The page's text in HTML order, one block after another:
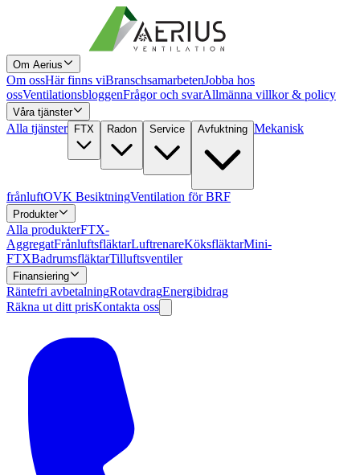
Om Aerius
Om ossHär finns viBranschsamarbetenJobba hos
ossVentilationsbloggenFrågor och svarAllmänna villkor & policy
Våra tjänster
Alla tjänster FTX Radon Service Avfuktning Mekanisk
frånluftOVK BesiktningVentilation för BRF
Produkter
Alla produkterFTX-
AggregatFrånluftsfläktarLuftrenareKöksfläktarMini-
FTXBadrumsfläktarTilluftsventiler
Finansiering
Räntefri avbetalningRotavdragEnergibidrag
Räkna ut ditt prisKontakta oss